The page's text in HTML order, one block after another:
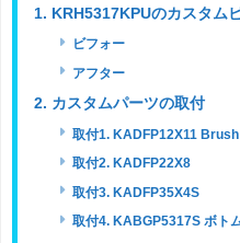
1. KRH5317KPUのカスタム
ビフォー
アフター
2. カスタムパーツの取付
取付1. KADFP12X11
取付2. KADFP22X8
取付3. KADFP35X4S
取付4. KABGP5317S ボト